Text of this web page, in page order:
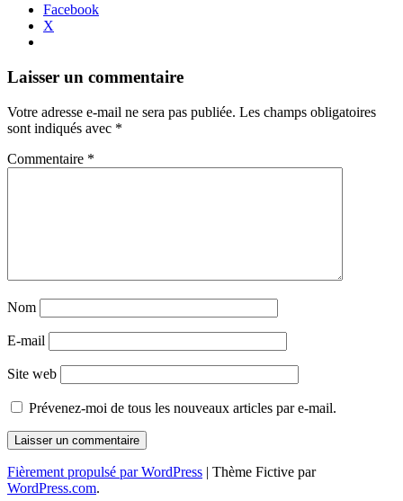
Facebook
X
Navigation
articles
←
→
Laisser un commentaire
Votre adresse e-mail ne sera pas publiée. Les champs obligatoires
sont indiqués avec *
Commentaire *
Nom
E-mail
Site web
Prévenez-moi de tous les nouveaux articles par e-mail.
Fièrement propulsé par WordPress | Thème Fictive par
WordPress.com.